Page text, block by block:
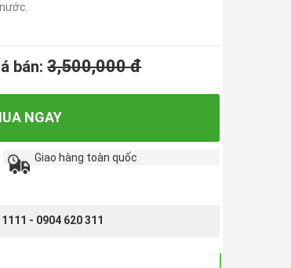
bán:3,500,000 đ
NGAY
Giao hàng toàn quốc
- 0904 620 311